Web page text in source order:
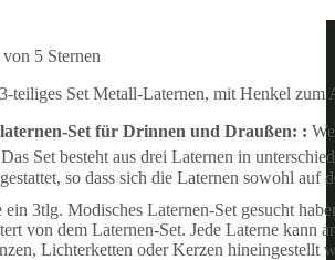
5 Sternen
3-teiliges Set Metall-Laternen, mit Henkel zum
Set für Drinnen und Draußen: :
Das Set besteht aus drei Laternen in
so dass sich die Laternen sowohl auf
3tlg. Modisches Laternen-Set gesucht
von dem Laternen-Set. Jede Laterne kann
Lichterketten oder Kerzen hineingestellt